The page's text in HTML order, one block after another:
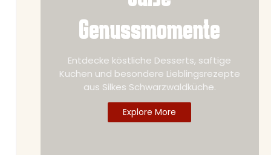
Genussmomente
Entdecke köstliche Desserts, saftige
Kuchen und besondere Lieblingsrezepte
aus Silkes Schwarzwaldküche.
Explore More